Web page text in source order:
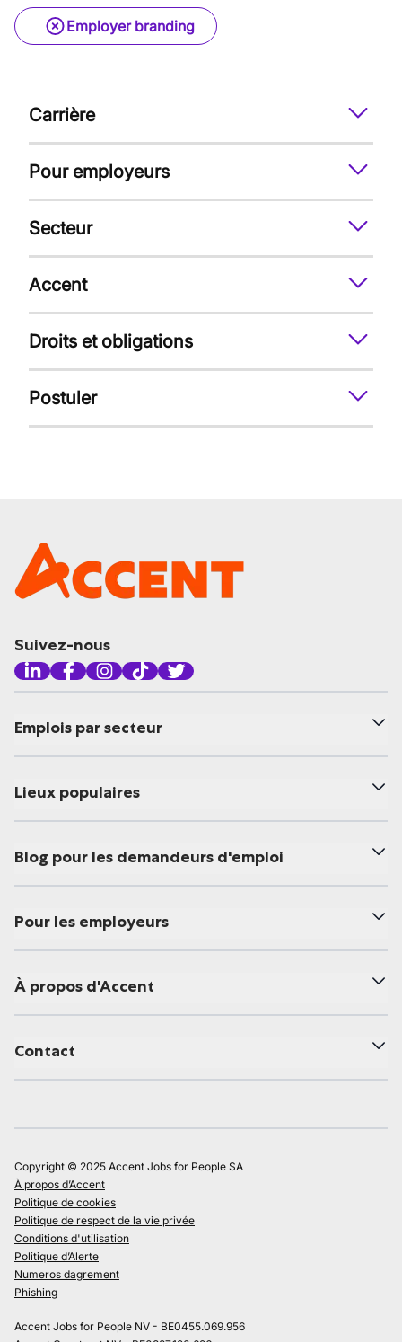
Employer branding
Carrière
Pour employeurs
Secteur
Accent
Droits et obligations
Postuler
Suivez-nous
Emplois par secteur
Lieux populaires
Blog pour les demandeurs d'emploi
Pour les employeurs
À propos d'Accent
Contact
Copyright © 2025 Accent Jobs for People SA
À propos d’Accent
Politique de cookies
Politique de respect de la vie privée
Conditions d'utilisation
Politique d’Alerte
Numeros dagrement
Phishing
Accent Jobs for People NV - BE0455.069.956